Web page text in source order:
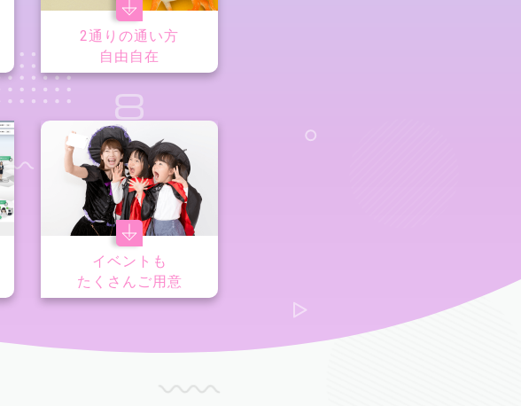
2通りの通い方
自由自在
8
イベントも
たくさんご用意